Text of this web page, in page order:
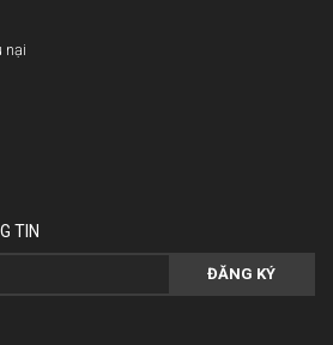
nại
TIN
ĐĂNG KÝ